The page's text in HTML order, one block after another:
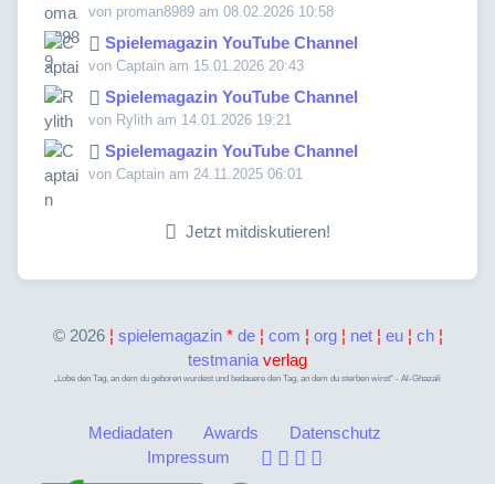
von proman8989 am 08.02.2026 10:58
Spielemagazin YouTube Channel
von Captain am 15.01.2026 20:43
Spielemagazin YouTube Channel
von Rylith am 14.01.2026 19:21
Spielemagazin YouTube Channel
von Captain am 24.11.2025 06:01
Jetzt mitdiskutieren!
© 2026 ¦ spielemagazin* de ¦ com ¦ org ¦ net ¦ eu ¦ ch ¦
testmaniaverlag
„Lobe den Tag, an dem du geboren wurdest und bedauere den Tag, an dem du sterben wirst“ - Al-Ghazali
Mediadaten Awards
Datenschutz
Impressum